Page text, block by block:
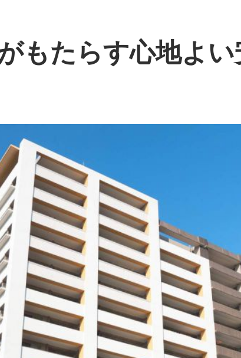
もたらす心地よ